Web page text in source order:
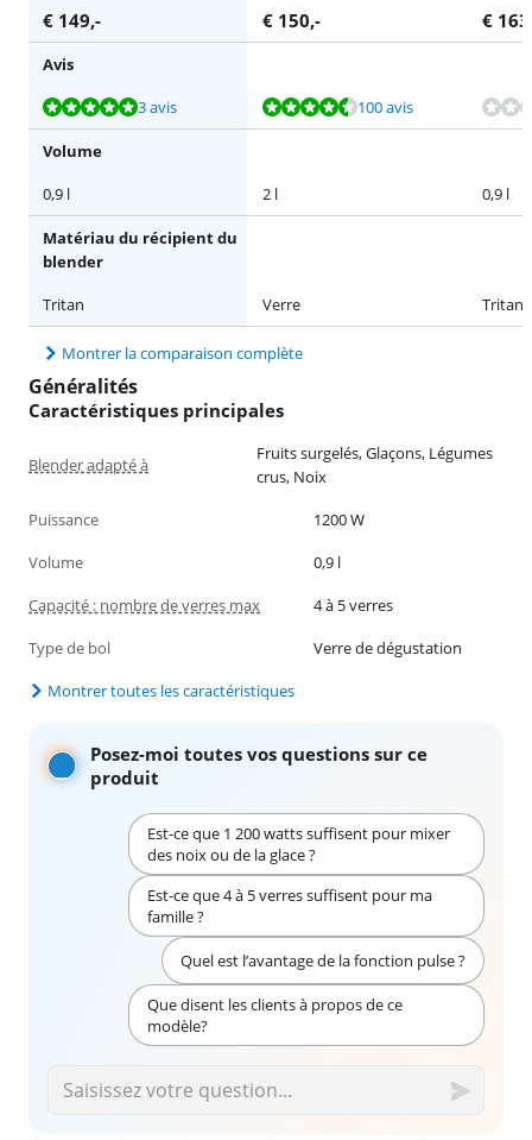
€ 149,- € 150,- € 163
Avis
La note est de 9,8 sur 10, basée sur 3 avis.
3 avis
La note est de 9,0 sur 10, basée sur 100 avis. 100 avis
La note est de 8,9 sur 10, basée sur 19 avis.
La note est de 8,9 sur 10, basée sur 34 avis.
Volume
0,9 l
2 l 0,9 l
Matériau du récipient du
blender
Tritan
Verre Tritan
Montrer la comparaison complète
Généralités
Caractéristiques principales
Blender adapté à
Fruits surgelés, Glaçons, Légumes
crus, Noix
Puissance
1200 W
Volume
0,9 l
Capacité : nombre de verres max
4 à 5 verres
Type de bol
Verre de dégustation
Montrer toutes les caractéristiques
Posez-moi toutes vos questions sur ce
produit
Est-ce que 1 200 watts suffisent pour mixer
des noix ou de la glace ?
Est-ce que 4 à 5 verres suffisent pour ma
famille ?
Quel est l’avantage de la fonction pulse ?
Que disent les clients à propos de ce
modèle?